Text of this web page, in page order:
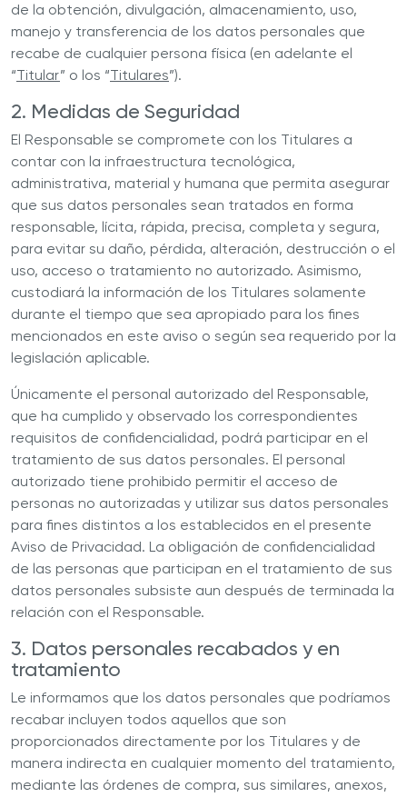
de la obtención, divulgación, almacenamiento, uso,
manejo y transferencia de los datos personales que
recabe de cualquier persona física (en adelante el
“Titular” o los “Titulares”).
2. Medidas de Seguridad
El Responsable se compromete con los Titulares a
contar con la infraestructura tecnológica,
administrativa, material y humana que permita asegurar
que sus datos personales sean tratados en forma
responsable, lícita, rápida, precisa, completa y segura,
para evitar su daño, pérdida, alteración, destrucción o el
uso, acceso o tratamiento no autorizado. Asimismo,
custodiará la información de los Titulares solamente
durante el tiempo que sea apropiado para los fines
mencionados en este aviso o según sea requerido por la
legislación aplicable.
Únicamente el personal autorizado del Responsable,
que ha cumplido y observado los correspondientes
requisitos de confidencialidad, podrá participar en el
tratamiento de sus datos personales. El personal
autorizado tiene prohibido permitir el acceso de
personas no autorizadas y utilizar sus datos personales
para fines distintos a los establecidos en el presente
Aviso de Privacidad. La obligación de confidencialidad
de las personas que participan en el tratamiento de sus
datos personales subsiste aun después de terminada la
relación con el Responsable.
3. Datos personales recabados y en
tratamiento
Le informamos que los datos personales que podríamos
recabar incluyen todos aquellos que son
proporcionados directamente por los Titulares y de
manera indirecta en cualquier momento del tratamiento,
mediante las órdenes de compra, sus similares, anexos,